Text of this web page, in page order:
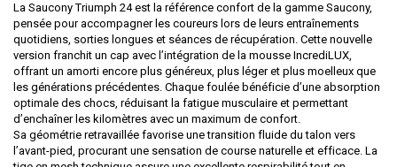
La Saucony Triumph 24 est la référence confort de la gamme Saucony,
pensée pour accompagner les coureurs lors de leurs entraînements
quotidiens, sorties longues et séances de récupération. Cette nouvelle
version franchit un cap avec l’intégration de la mousse IncrediLUX,
offrant un amorti encore plus généreux, plus léger et plus moelleux que
les générations précédentes. Chaque foulée bénéficie d’une absorption
optimale des chocs, réduisant la fatigue musculaire et permettant
d’enchaîner les kilomètres avec un maximum de confort.
Sa géométrie retravaillée favorise une transition fluide du talon vers
l’avant-pied, procurant une sensation de course naturelle et efficace. La